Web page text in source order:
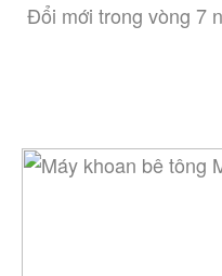
Đổi mới trong vòng 7